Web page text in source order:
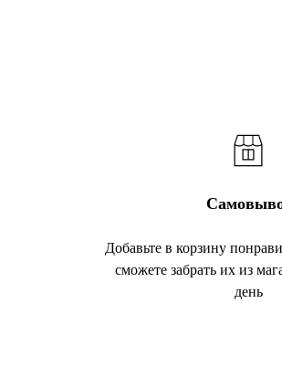
Добавьте в корзину
сможете забрать их из
день